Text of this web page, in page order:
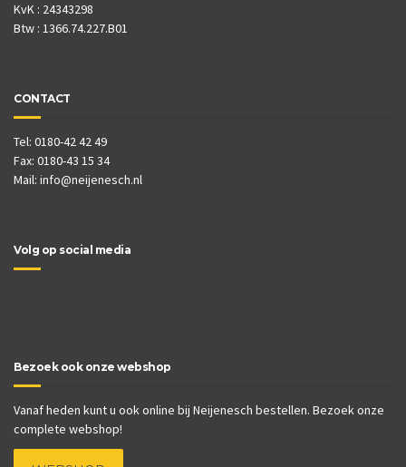
KvK : 24343298
Btw : 1366.74.227.B01
CONTACT
Tel: 0180-42 42 49
Fax: 0180-43 15 34
Mail: info@neijenesch.nl
Volg op social media
Bezoek ook onze webshop
Vanaf heden kunt u ook online bij Neijenesch bestellen. Bezoek onze
complete webshop!